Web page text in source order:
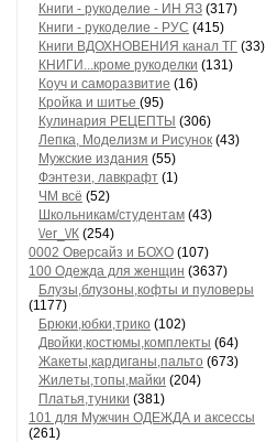
Книги - рукоделие - ИН ЯЗ (317)
Книги - рукоделие - РУС (415)
Книги ВДОХНОВЕНИЯ канал ТГ (33)
КНИГИ...кроме рукоделки (131)
Коуч и саморазвитие (16)
Кройка и шитье (95)
Кулинария РЕЦЕПТЫ (306)
Лепка, Моделизм и Рисунок (43)
Мужские издания (55)
Фэнтези, лавкрафт (1)
ЧМ всё (52)
Школьникам/студентам (43)
\/еr_\/К (254)
0002 Оверсайз и БОХО (107)
100 Одежда для женщин (3637)
Блузы,блузоны,кофты и пуловеры
(1177)
Брюки,юбки,трико (102)
Двойки,костюмы,комплекты (64)
Жакеты,кардиганы,пальто (673)
Жилеты,топы,майки (204)
Платья,туники (381)
101 для Мужчин ОДЕЖДА и аксессы
(261)